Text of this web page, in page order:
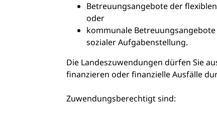
Betreuungsangebote der
oder
kommunale
sozialer Aufgabenstellung.
Die Landeszuwendungen dürfen Sie
finanzieren oder finanzielle Ausfälle
Zuwendungsberechtigt sind: